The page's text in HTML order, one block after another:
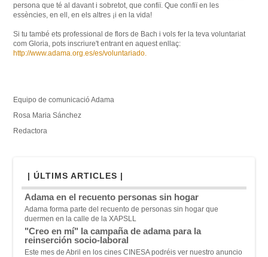
persona que té al davant i sobretot, que confiï. Que confiï en les
essències , en ell, en els altres ¡i en la vida!
Si tu també ets professional de flors de Bach i vols fer la teva voluntariat
com Gloria pots inscriure't entrant en aquest enllaç:
http://www.adama.org.es/es/voluntariado
Equipo de comunicació Adama
Rosa Maria Sánchez
Redactora
| ÚLTIMS ARTICLES |
Adama en el recuento personas sin hogar
Adama forma parte del recuento de personas sin hogar que
duermen en la calle de la XAPSLL
"Creo en mí" la campaña de adama para la
reinserción socio-laboral
Este mes de Abril en los cines CINESA podréis ver nuestro anuncio